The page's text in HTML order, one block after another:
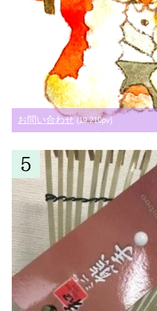
お問い合わせ (19,210pv)